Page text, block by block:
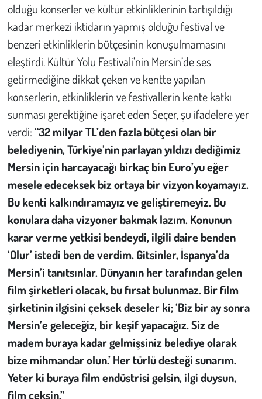
olduğu konserler ve kültür etkinliklerinin tartışıldığı
kadar merkezi iktidarın yapmış olduğu festival ve
benzeri etkinliklerin bütçesinin konuşulmamasını
eleştirdi. Kültür Yolu Festivali’nin Mersin’de ses
getirmediğine dikkat çeken ve kentte yapılan
konserlerin, etkinliklerin ve festivallerin kente katkı
sunması gerektiğine işaret eden Seçer, şu ifadelere yer
verdi:“32 milyar TL’den fazla bütçesi olan bir
belediyenin, Türkiye’nin parlayan yıldızı dediğimiz
Mersin için harcayacağı birkaç bin Euro’yu eğer
mesele edeceksek biz ortaya bir vizyon koyamayız.
Bu kenti kalkındıramayız ve geliştiremeyiz. Bu
konulara daha vizyoner bakmak lazım. Konunun
karar verme yetkisi bendeydi, ilgili daire benden
‘Olur’istedi ben de verdim. Gitsinler, İspanya’da
Mersin’i tanıtsınlar. Dünyanın her tarafından gelen
film şirketleri olacak, bu fırsat bulunmaz. Bir film
şirketinin ilgisini çeksek deseler ki;‘Biz bir ay sonra
Mersin’e geleceğiz, bir keşif yapacağız. Siz de
madem buraya kadar gelmişsiniz belediye olarak
bize mihmandar olun.’Her türlü desteği sunarım.
Yeter ki buraya film endüstrisi gelsin, ilgi duysun,
film çeksin.”